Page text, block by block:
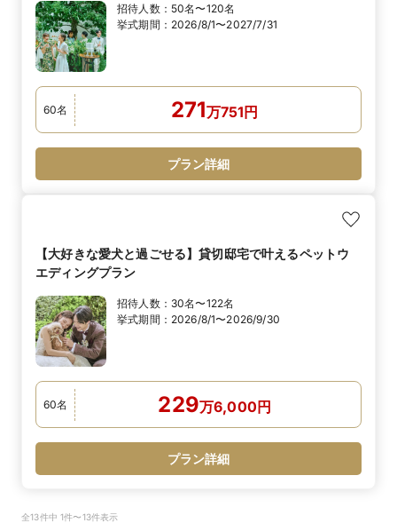
招待人数： 50名〜120名
挙式期間： 2026/8/1〜2027/7/31
60名 271万751円
プラン詳細
【大好きな愛犬と過ごせる】貸切邸宅で叶えるペットウ
エディングプラン
招待人数： 30名〜122名
挙式期間： 2026/8/1〜2026/9/30
60名 229万6,000円
プラン詳細
全13件中 1件〜13件表示